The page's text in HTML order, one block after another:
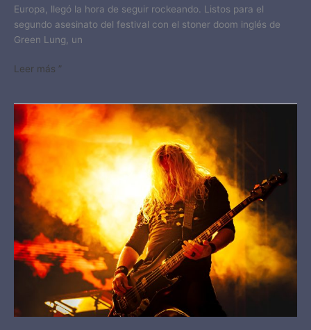
Europa, llegó la hora de seguir rockeando. Listos para el
segundo asesinato del festival con el stoner doom inglés de
Green Lung, un
Leer más ”
BRUTAL
ASSAULT
2025:
WARM-
UP
PARTY
Y